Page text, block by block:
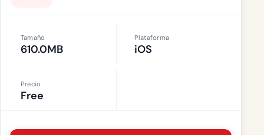
Tamaño
610.0MB
Plataforma
iOS
Precio
Free